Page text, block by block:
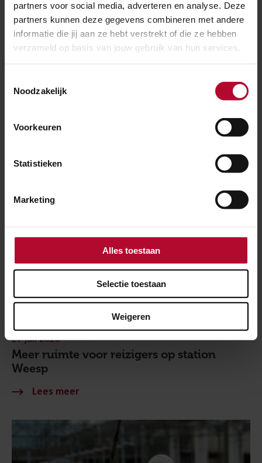
partners voor social media, adverteren en analyse. Deze
partners kunnen deze gegevens combineren met andere
informatie die jij aan ze hebt verstrekt of die ze hebben
verzameld op basis van jouw gebruik van hun services.
Noodzakelijk
Voorkeuren
Statistieken
Marketing
Alles toestaan
Selectie toestaan
Weigeren
Utrecht en ’s-Hertogenbosch
30 juli 2026
Meer ruimte voor reizigers op station
Weesp
27 juli 2026